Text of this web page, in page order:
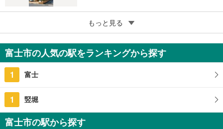
ハイコーポ石坂
890万円
3LDK
静岡県富士市石坂
もっと見る
富士市の人気の駅をランキングから探す
1 富士
1 竪堀
富士市の駅から探す